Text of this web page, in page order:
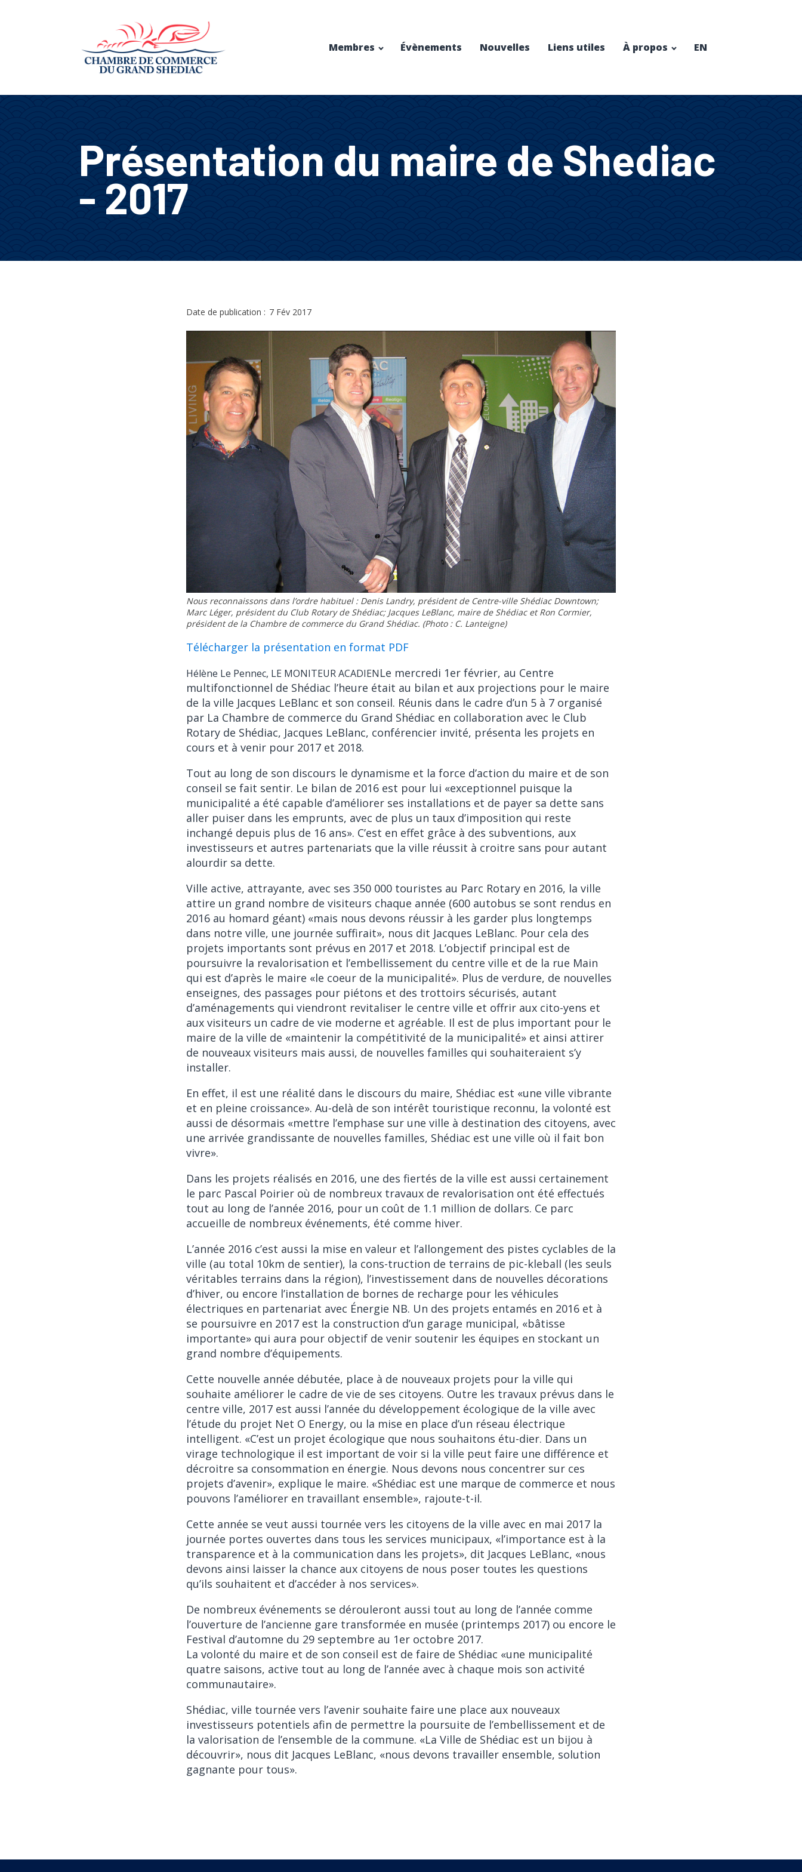
Membres Évènements Nouvelles Liens utiles À propos EN
Présentation du maire de Shediac
- 2017
Date de publication : 7 Fév 2017
Nous reconnaissons dans l’ordre habituel : Denis Landry, président de Centre-ville Shédiac Downtown;
Marc Léger, président du Club Rotary de Shédiac; Jacques LeBlanc, maire de Shédiac et Ron Cormier,
président de la Chambre de commerce du Grand Shédiac. (Photo : C. Lanteigne)
Télécharger la présentation en format PDF
Hélène Le Pennec, LE MONITEUR ACADIENLe mercredi 1er février, au Centre
multifonctionnel de Shédiac l’heure était au bilan et aux projections pour le maire
de la ville Jacques LeBlanc et son conseil. Réunis dans le cadre d’un 5 à 7 organisé
par La Chambre de commerce du Grand Shédiac en collaboration avec le Club
Rotary de Shédiac, Jacques LeBlanc, conférencier invité, présenta les projets en
cours et à venir pour 2017 et 2018.
Tout au long de son discours le dynamisme et la force d’action du maire et de son
conseil se fait sentir. Le bilan de 2016 est pour lui «exceptionnel puisque la
municipalité a été capable d’améliorer ses installations et de payer sa dette sans
aller puiser dans les emprunts, avec de plus un taux d’imposition qui reste
inchangé depuis plus de 16 ans». C’est en effet grâce à des subventions, aux
investisseurs et autres partenariats que la ville réussit à croitre sans pour autant
alourdir sa dette.
Ville active, attrayante, avec ses 350 000 touristes au Parc Rotary en 2016, la ville
attire un grand nombre de visiteurs chaque année (600 autobus se sont rendus en
2016 au homard géant) «mais nous devons réussir à les garder plus longtemps
dans notre ville, une journée suffirait», nous dit Jacques LeBlanc. Pour cela des
projets importants sont prévus en 2017 et 2018. L’objectif principal est de
poursuivre la revalorisation et l’embellissement du centre ville et de la rue Main
qui est d’après le maire «le coeur de la municipalité». Plus de verdure, de nouvelles
enseignes, des passages pour piétons et des trottoirs sécurisés, autant
d’aménagements qui viendront revitaliser le centre ville et offrir aux cito-yens et
aux visiteurs un cadre de vie moderne et agréable. Il est de plus important pour le
maire de la ville de «maintenir la compétitivité de la municipalité» et ainsi attirer
de nouveaux visiteurs mais aussi, de nouvelles familles qui souhaiteraient s’y
installer.
En effet, il est une réalité dans le discours du maire, Shédiac est «une ville vibrante
et en pleine croissance». Au-delà de son intérêt touristique reconnu, la volonté est
aussi de désormais «mettre l’emphase sur une ville à destination des citoyens, avec
une arrivée grandissante de nouvelles familles, Shédiac est une ville où il fait bon
vivre».
Dans les projets réalisés en 2016, une des fiertés de la ville est aussi certainement
le parc Pascal Poirier où de nombreux travaux de revalorisation ont été effectués
tout au long de l’année 2016, pour un coût de 1.1 million de dollars. Ce parc
accueille de nombreux événements, été comme hiver.
L’année 2016 c’est aussi la mise en valeur et l’allongement des pistes cyclables de la
ville (au total 10km de sentier), la cons-truction de terrains de pic-kleball (les seuls
véritables terrains dans la région), l’investissement dans de nouvelles décorations
d’hiver, ou encore l’installation de bornes de recharge pour les véhicules
électriques en partenariat avec Énergie NB. Un des projets entamés en 2016 et à
se poursuivre en 2017 est la construction d’un garage municipal, «bâtisse
importante» qui aura pour objectif de venir soutenir les équipes en stockant un
grand nombre d’équipements.
Cette nouvelle année débutée, place à de nouveaux projets pour la ville qui
souhaite améliorer le cadre de vie de ses citoyens. Outre les travaux prévus dans le
centre ville, 2017 est aussi l’année du développement écologique de la ville avec
l’étude du projet Net O Energy, ou la mise en place d’un réseau électrique
intelligent. «C’est un projet écologique que nous souhaitons étu-dier. Dans un
virage technologique il est important de voir si la ville peut faire une différence et
décroitre sa consommation en énergie. Nous devons nous concentrer sur ces
projets d’avenir», explique le maire. «Shédiac est une marque de commerce et nous
pouvons l’améliorer en travaillant ensemble», rajoute-t-il.
Cette année se veut aussi tournée vers les citoyens de la ville avec en mai 2017 la
journée portes ouvertes dans tous les services municipaux, «l’importance est à la
transparence et à la communication dans les projets», dit Jacques LeBlanc, «nous
devons ainsi laisser la chance aux citoyens de nous poser toutes les questions
qu’ils souhaitent et d’accéder à nos services».
De nombreux événements se dérouleront aussi tout au long de l’année comme
l’ouverture de l’ancienne gare transformée en musée (printemps 2017) ou encore le
Festival d’automne du 29 septembre au 1er octobre 2017.
La volonté du maire et de son conseil est de faire de Shédiac «une municipalité
quatre saisons, active tout au long de l’année avec à chaque mois son activité
communautaire».
Shédiac, ville tournée vers l’avenir souhaite faire une place aux nouveaux
investisseurs potentiels afin de permettre la poursuite de l’embellissement et de
la valorisation de l’ensemble de la commune. «La Ville de Shédiac est un bijou à
découvrir», nous dit Jacques LeBlanc, «nous devons travailler ensemble, solution
gagnante pour tous».